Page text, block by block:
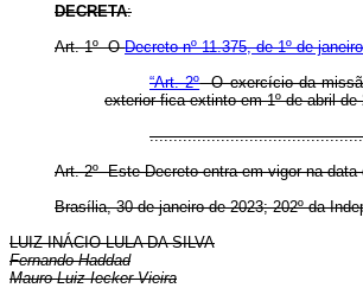
DECRETA:
Art. 1º ODecreto nº 11.375, de 1º de
“Art. 2ºO exercício da
exterior fica extinto em 1º de abril de
Art. 2º Este Decreto entra em vigor na data
Brasília, 30 de janeiro de 2023; 202º da
LUIZ INÁCIO LULA DA SILVA
Fernando Haddad
Mauro Luiz Iecker Vieira